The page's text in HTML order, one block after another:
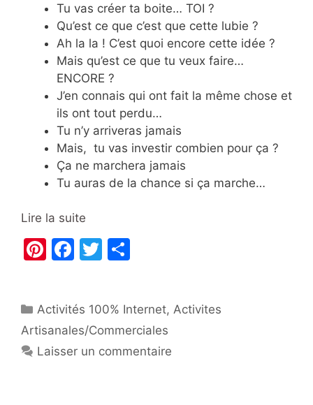
Tu vas créer ta boite… TOI ?
Qu’est ce que c’est que cette lubie ?
Ah la la ! C’est quoi encore cette idée ?
Mais qu’est ce que tu veux faire…
ENCORE ?
J’en connais qui ont fait la même chose et
ils ont tout perdu…
Tu n’y arriveras jamais
Mais, tu vas investir combien pour ça ?
Ça ne marchera jamais
Tu auras de la chance si ça marche…
Lire la suite
Pi
e
st
F
e
b
o
T
er g
er
Catégories
Activités 100% Internet,Activites
Artisanales/Commerciales
Laisser un commentaire